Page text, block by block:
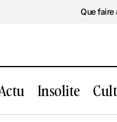
Que faire
Insolite